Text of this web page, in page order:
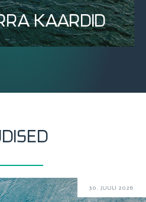
KAARDID
30. JUULI 2026